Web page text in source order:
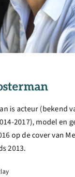
is acteur (bekend
2017), model en
op de cover van
2013.